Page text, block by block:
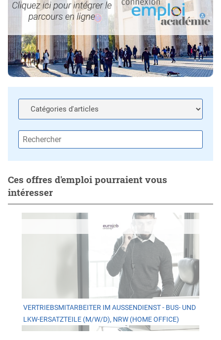
Ces offres d'emploi pourraient vous
intéresser
VERTRIEBSMITARBEITER IM AUSSENDIENST - BUS- UND L
KW-ERSATZTEILE (M/W/D), NRW (HOME OFFICE)